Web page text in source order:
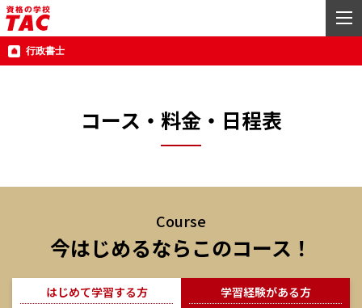
行政書士
コース・料金・日程表
Course
今はじめるならこのコース！
はじめて学習する方 学習経験がある方